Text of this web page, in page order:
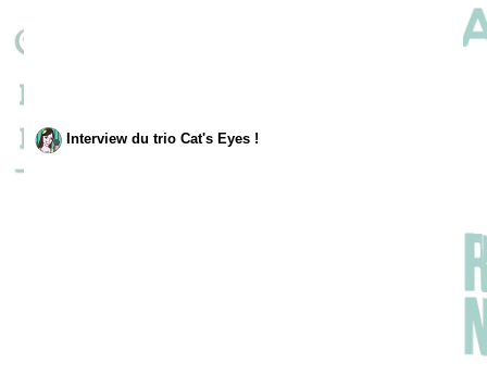
Interview du trio Cat's Eyes !